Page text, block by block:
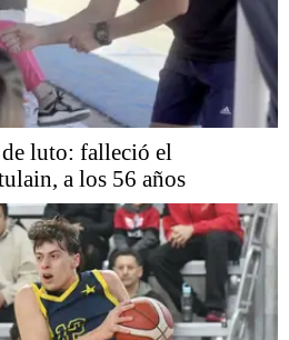
luto: falleció el
a los 56 años